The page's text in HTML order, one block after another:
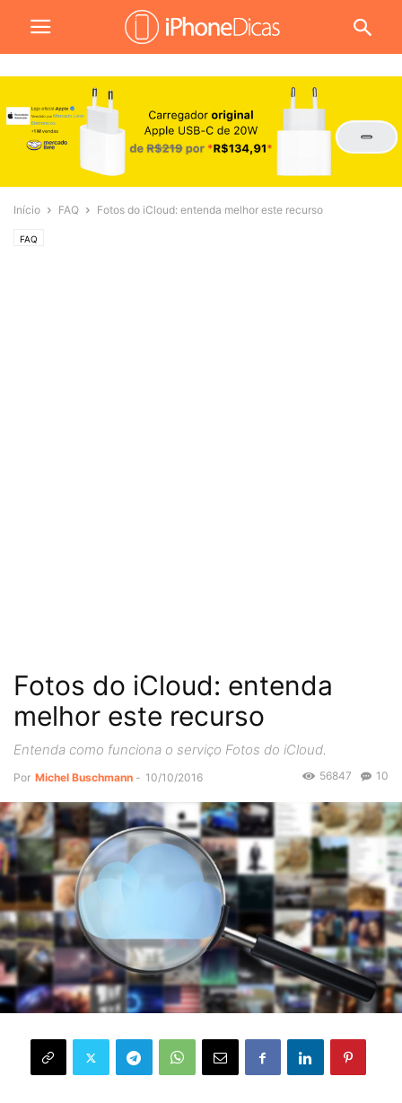
Início FAQ Fotos do iCloud: entenda melhor este recurso
FAQ
Fotos do iCloud: entenda
melhor este recurso
Entenda como funciona o serviço Fotos do iCloud.
Por Michel Buschmann - 10/10/2016 10
56847